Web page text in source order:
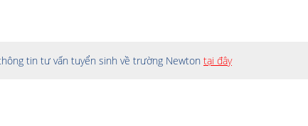
tin tư vấn tuyển sinh về trường Newton tại đây